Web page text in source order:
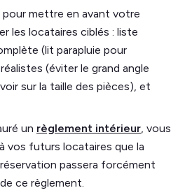
mettre en avant votre
les locataires ciblés : liste
(lit parapluie pour
(éviter le grand angle
sur la taille des pièces), et
un règlement intérieur, vous
vos futurs locataires que la
passera forcément
ce règlement.